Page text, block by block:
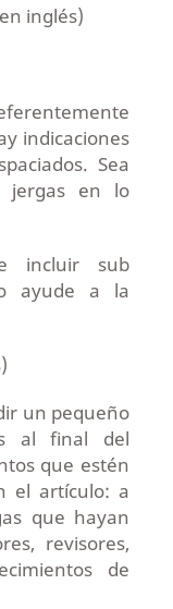
inglés)
indicaciones
Sea
jergas en lo
incluir sub
ayude a la
un pequeño
al final del
que estén
el artículo: a
que hayan
revisores,
de